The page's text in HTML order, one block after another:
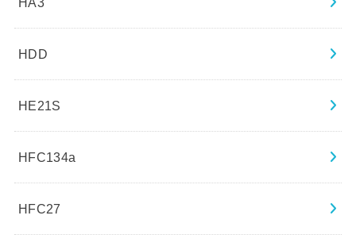
HDD
HE21S
HFC134a
HFC27